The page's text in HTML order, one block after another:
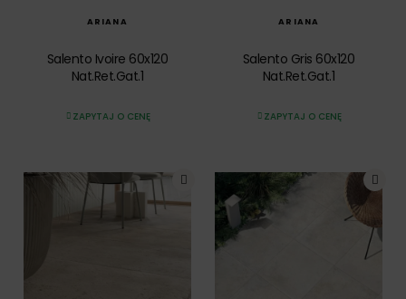
ARIANA
Salento Ivoire 60x120
Nat.Ret.Gat.1
ZAPYTAJ O CENĘ
ARIANA
Salento Gris 60x120
Nat.Ret.Gat.1
ZAPYTAJ O CENĘ